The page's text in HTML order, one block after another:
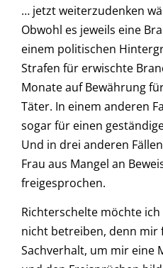
… jetzt weiterzudenken
Obwohl es jeweils eine
einem politischen
Strafen für erwischte
Monate auf Bewährung
Täter. In einem anderen
sogar für einen
Und in drei anderen
Frau aus Mangel an
freigesprochen.
Richterschelte möchte
nicht betreiben, denn mir
Sachverhalt, um mir eine